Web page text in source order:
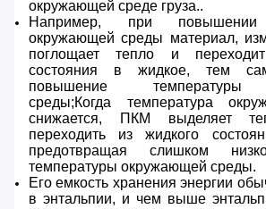
окружающей среде груза..
Например, при повышении
окружающей среды материал,
поглощает тепло и
состояния в жидкое, тем
повышение температуры
среды;Когда температура
снижается, ПКМ выделяет
переходить из жидкого
предотвращая слишком
температуры окружающей среды.
Его емкость хранения энергии
в энтальпии, и чем выше